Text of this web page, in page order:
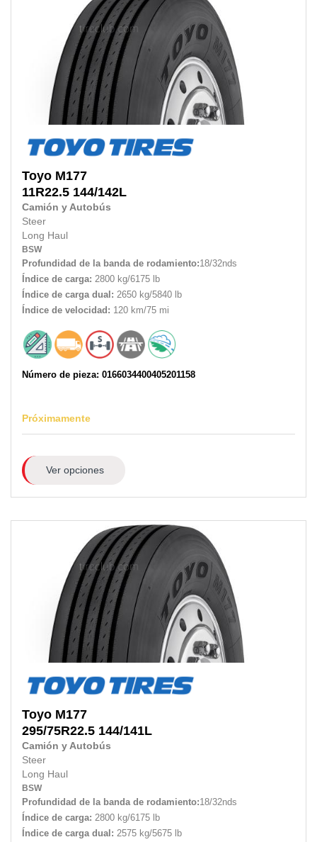
Toyo M177
11R22.5 144/142L
Camión y Autobús
Steer
Long Haul
BSW
Profundidad de la banda de rodamiento:18/32nds
Índice de carga: 2800 kg/6175 lb
Índice de carga dual: 2650 kg/5840 lb
Índice de velocidad: 120 km/75 mi
Número de pieza: 0166034400405201158
Próximamente
Ver opciones
Toyo M177
295/75R22.5 144/141L
Camión y Autobús
Steer
Long Haul
BSW
Profundidad de la banda de rodamiento:18/32nds
Índice de carga: 2800 kg/6175 lb
Índice de carga dual: 2575 kg/5675 lb